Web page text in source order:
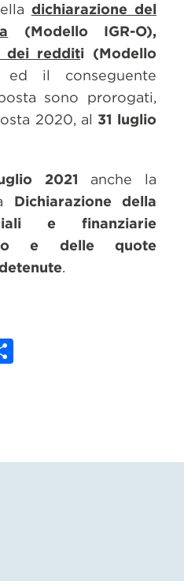
dichiarazione del
(Modello IGR-O),
dei redditi (Modello
il conseguente
sono prorogati,
2020, al 31 luglio
2021 anche la
Dichiarazione della
e finanziarie
e delle quote
.